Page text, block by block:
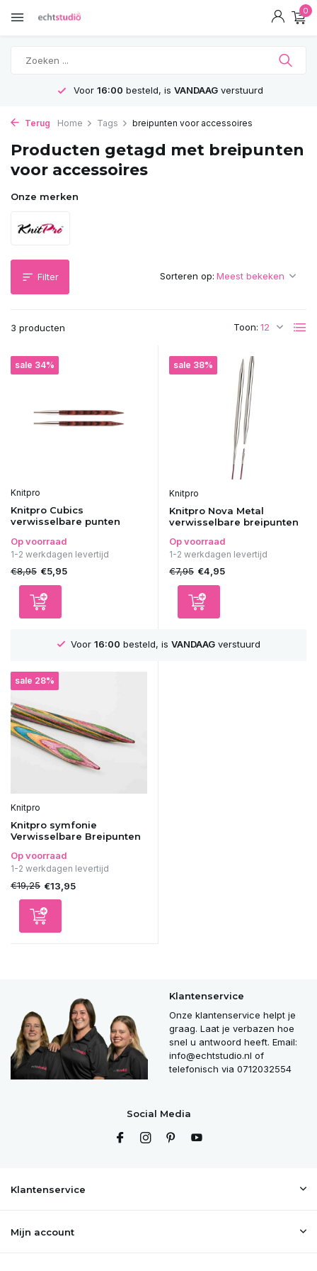
0
Voor 16:00 besteld, is VANDAAGverstuurd
Terug Home Tags breipunten voor accessoires
Producten getagd met breipunten
voor accessoires
Onze merken
Filter
3 producten Toon:
Sorteren op:
sale 34%
Knitpro
Knitpro Cubics
verwisselbare punten
Op voorraad
1-2 werkdagen levertijd
€8,95 €5,95
sale 38%
Knitpro
Knitpro Nova Metal
verwisselbare breipunten
Op voorraad
1-2 werkdagen levertijd
€7,95 €4,95
Voor 16:00 besteld, is VANDAAGverstuurd
sale 28%
Knitpro
Knitpro symfonie
Verwisselbare Breipunten
Op voorraad
1-2 werkdagen levertijd
€19,25 €13,95
Klantenservice
Onze klantenservice helpt je
graag. Laat je verbazen hoe
snel u antwoord heeft. Email:
info@echtstudio.nl of
telefonisch via 0712032554
Social Media
Klantenservice
Mijn account